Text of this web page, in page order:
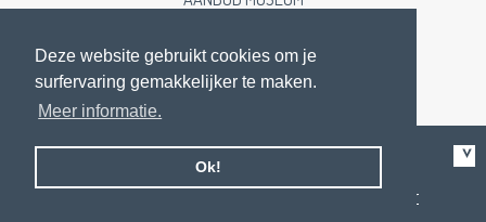
Deze website gebruikt cookies om je
surfervaring gemakkelijker te maken.
Meer informatie.
Ok!
CONTACT
Like us on facebook
contacteer onsop de Gasthuissite |privacy en disclaimer